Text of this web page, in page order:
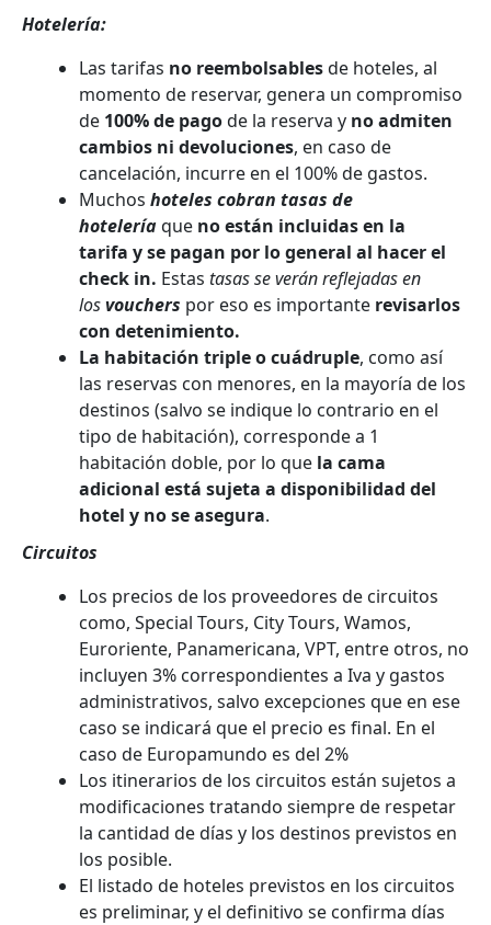
Hotelería:
Las tarifas no reembolsablesde hoteles, ​al
momento de reservar, genera un compromiso
de 100% de pagode la reserva y no admiten ​
cambios ni devoluciones​, en caso de
cancelación, incurre en el 100% de gastos.
Muchos hoteles cobran tasas de
hoteleríaque no están incluidas en la
tarifa y se pagan por lo general al hacer el
check in. Estas tasas se verán reflejadas en
losvouchers por eso es importante revisarlos
con detenimiento.
La habitación triple o cuádruple, como así
las reservas con menores, en la mayoría de los
destinos (salvo se indique lo contrario en el
tipo de habitación), corresponde a 1
habitación doble, por lo que la cama
adicional está sujeta a disponibilidad del
hotel y no se asegura.
Circuitos
Los precios de los proveedores de circuitos
como, Special Tours, City Tours, Wamos,
Euroriente, Panamericana, VPT, entre otros, no
incluyen 3% correspondientes a Iva y gastos
administrativos, salvo excepciones que en ese
caso se indicará que el precio es final. En el
caso de Europamundo es del 2%
Los itinerarios de los circuitos están sujetos a
modificaciones tratando siempre de respetar
la cantidad de días y los destinos previstos en
los posible.
El listado de hoteles previstos en los circuitos
es preliminar, y el definitivo se confirma días